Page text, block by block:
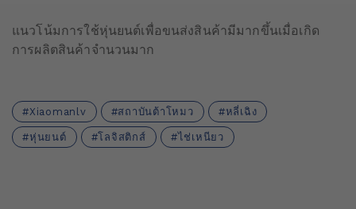
แนวโน้มการใช้หุ่นยนต์เพื่อขนส่งสินค้ามีมากขึ้นเมื่อเกิด
การผลิตสินค้าจำนวนมาก
Xiaomanlv สถาบันต้าโหมว หลี่เฉิง
หุ่นยนต์ โลจิสติกส์ ไช่เหนียว